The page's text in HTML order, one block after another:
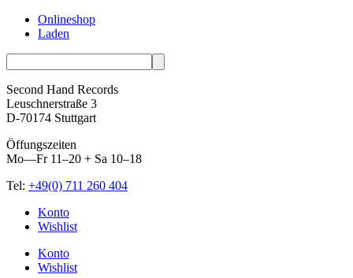
Onlineshop
Laden
Second Hand Records
Leuschnerstraße 3
D-70174 Stuttgart
Öffungszeiten
Mo—Fr 11–20 + Sa 10–18
Tel: +49(0) 711 260 404
Skip
Konto
Wishlist
Konto
Wishlist